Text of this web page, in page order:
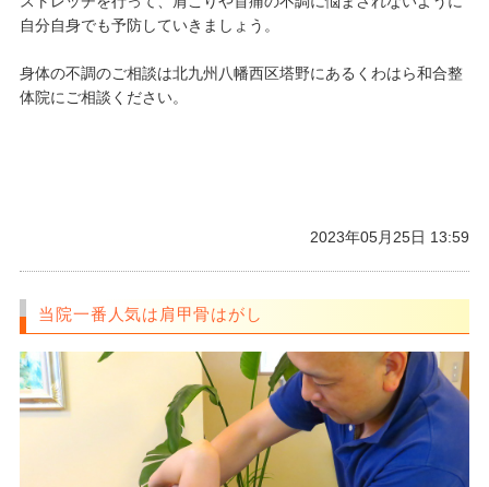
自分自身でも予防していきましょう。
身体の不調のご相談は北九州八幡西区塔野にあるくわはら和合整
体院にご相談ください。
2023年05月25日 13:59
当院一番人気は肩甲骨はがし